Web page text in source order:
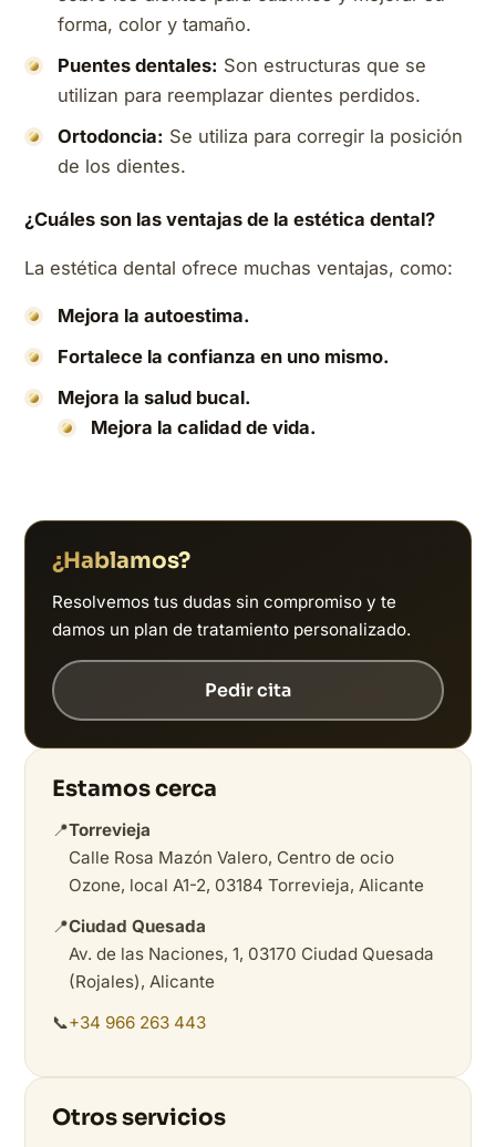
forma, color y tamaño.
Puentes dentales: Son estructuras que se
utilizan para reemplazar dientes perdidos.
Ortodoncia: Se utiliza para corregir la posición
de los dientes.
¿Cuáles son las ventajas de la estética dental?
La estética dental ofrece muchas ventajas, como:
Mejora la autoestima.
Fortalece la confianza en uno mismo.
Mejora la salud bucal.
Mejora la calidad de vida.
¿Hablamos?
Resolvemos tus dudas sin compromiso y te
damos un plan de tratamiento personalizado.
Pedir cita
Estamos cerca
📍Torrevieja
Calle Rosa Mazón Valero, Centro de ocio
Ozone, local A1-2, 03184 Torrevieja, Alicante
📍Ciudad Quesada
Av. de las Naciones, 1, 03170 Ciudad Quesada
(Rojales), Alicante
📞+34 966 263 443
Otros servicios